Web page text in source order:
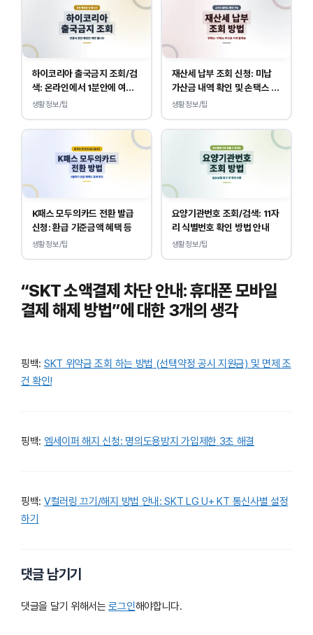
하이코리아 출국금지 조회/검
색: 온라인에서 1분안에 여부
확인 하는 방법
생활정보/팁
재산세 납부 조회 신청: 미납
가산금 내역 확인 및 손택스 이
택스 경로 안내
생활정보/팁
K패스 모두의카드 전환 발급
신청: 환급 기준금액 혜택 등
생활정보/팁
요양기관번호 조회/검색: 11자
리 식별번호 확인 방법 안내
생활정보/팁
“SKT 소액결제 차단 안내: 휴대폰 모바일
결제 해제 방법”에 대한 3개의 생각
핑백: SKT 위약금 조회 하는 방법 (선택약정 공시 지원금) 및 면제 조
건 확인!
핑백: 엠세이퍼 해지 신청: 명의도용방지 가입제한 3초 해결
핑백: V컬러링 끄기/해지 방법 안내: SKT LG U+ KT 통신사별 설정
하기
댓글 남기기
댓글을 달기 위해서는로그인해야합니다.